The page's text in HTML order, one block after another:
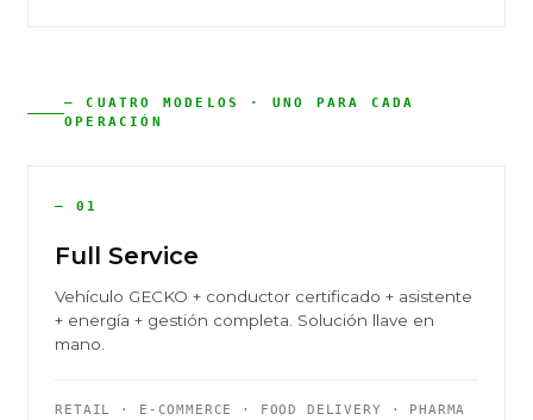
— CUATRO MODELOS · UNO PARA CADA
OPERACIÓN
— 01
Full Service
Vehículo GECKO + conductor certificado + asistente
+ energía + gestión completa. Solución llave en
mano.
RETAIL · E-COMMERCE · FOOD DELIVERY · PHARMA